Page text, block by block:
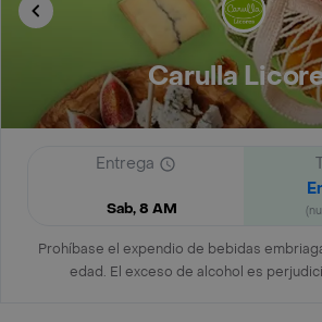
Carulla
Entrega
Sab, 8 AM
Prohíbase el expendio de bebidas
edad. El exceso de alcohol es